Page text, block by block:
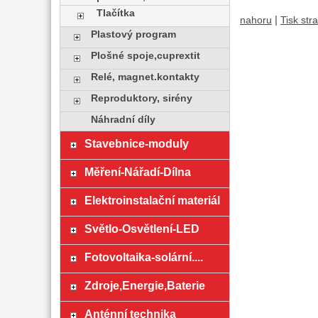
nahoru Tisk
Tlačítka
Plastový program
Plošné spoje,cuprextit
Relé, magnet.kontakty
Reproduktory, sirény
Náhradní díly
Stavebnice-moduly
Měření-Nářadí-Dílna
Elektroinstalační materiál
Světlo-Osvětlení-LED
Fotovoltaika-solární....
Zdroje,Energie,Baterie
Anténní technika